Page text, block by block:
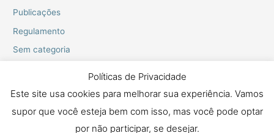
Publicações
Regulamento
Sem categoria
Copyright © 2026 Mestrado e Doutorado em Proteção dos Direitos
Fundamentais
Políticas de Privacidade
Este site usa cookies para melhorar sua experiência. Vamos
supor que você esteja bem com isso, mas você pode optar
por não participar, se desejar.